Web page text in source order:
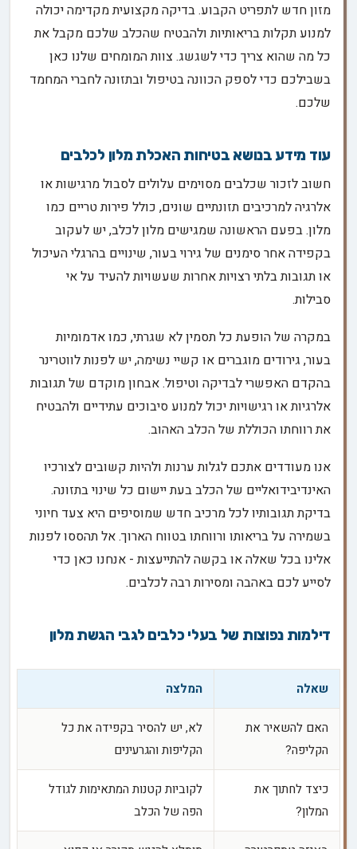
מזון חדש לתפריט הקבוע. בדיקה מקצועית מקדימה יכולה
למנוע תקלות בריאותיות ולהבטיח שהכלב שלכם מקבל את
כל מה שהוא צריך כדי לשגשג. צוות המומחים שלנו כאן
בשבילכם כדי לספק הכוונה בטיפול ובתזונה לחברי המחמד
שלכם.
עוד מידע בנושא בטיחות האכלת מלון לכלבים
חשוב לזכור שכלבים מסוימים עלולים לסבול מרגישות או
אלרגיה למרכיבים תזונתיים שונים, כולל פירות טריים כמו
מלון. בפעם הראשונה שמגישים מלון לכלב, יש לעקוב
בקפידה אחר סימנים של גירוי בעור, שינויים בהרגלי העיכול
או תגובות בלתי רצויות אחרות שעשויות להעיד על אי
סבילות.
במקרה של הופעת כל תסמין לא שגרתי, כמו אדמומיות
בעור, גירודים מוגברים או קשיי נשימה, יש לפנות לווטרינר
בהקדם האפשרי לבדיקה וטיפול. אבחון מוקדם של תגובות
אלרגיות או רגישויות יכול למנוע סיבוכים עתידיים ולהבטיח
את רווחתו הכוללת של הכלב האהוב.
אנו מעודדים אתכם לגלות ערנות ולהיות קשובים לצורכיו
האינדיבידואליים של הכלב בעת יישום כל שינוי בתזונה.
בדיקת תגובותיו לכל מרכיב חדש שמוסיפים היא צעד חיוני
בשמירה על בריאותו ורווחתו בטווח הארוך. אל תהססו לפנות
אלינו בכל שאלה או בקשה להתייעצות - אנחנו כאן כדי
לסייע לכם באהבה ומסירות רבה לכלבים.
דילמות נפוצות של בעלי כלבים לגבי הגשת מלון
שאלה המלצה
האם להשאיר את
הקליפה?
לא, יש להסיר בקפידה את כל
הקליפות והגרעינים
כיצד לחתוך את
המלון?
לקוביות קטנות המתאימות לגודל
הפה של הכלב